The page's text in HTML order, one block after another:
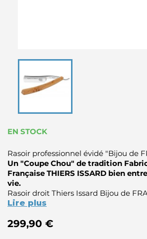
EN STOCK
Rasoir professionnel évidé "Bijou de
Un "Coupe Chou" de tradition
Française THIERS ISSARD bien
vie.
Rasoir droit Thiers Issard Bijou de
Lire plus
299,90 €